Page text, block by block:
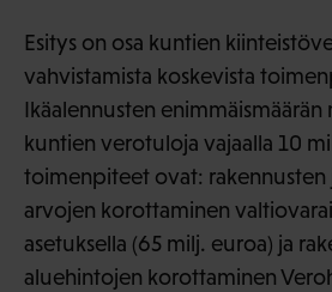
Esitys on osa kuntien
vahvistamista koskevista
Ikäalennusten enimmäismäärän
kuntien verotuloja vajaalla 10
toimenpiteet ovat: rakennusten
arvojen korottaminen
asetuksella (65 milj. euroa) ja
aluehintojen korottaminen